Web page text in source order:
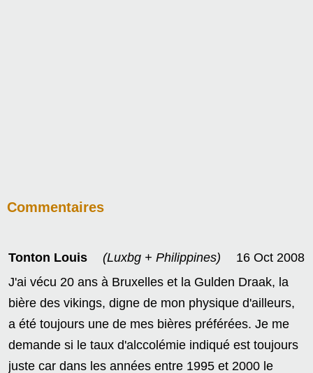
Commentaires
Tonton Louis (Luxbg + Philippines)
16 Oct 2008
J'ai vécu 20 ans à Bruxelles et la Gulden Draak, la
bière des vikings, digne de mon physique d'ailleurs,
a été toujours une de mes bières préférées. Je me
demande si le taux d'alccolémie indiqué est toujours
juste car dans les années entre 1995 et 2000 le